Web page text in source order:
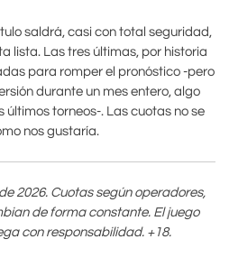
saldrá, casi con total seguridad,
lista. Las tres últimas, por historia
para romper el pronóstico -pero
durante un mes entero, algo
últimos torneos-. Las cuotas no se
nos gustaría.
2026. Cuotas según operadores,
de forma constante. El juego
con responsabilidad. +18.